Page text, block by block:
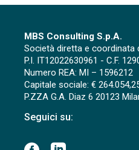
MBS Consulting S.p.A.
Società diretta e coordinata
P.I. IT12022630961 - C.F.
Numero REA: MI – 1596212
Capitale sociale: €
P.ZZA G.A. Diaz 6 20123
Seguici su: